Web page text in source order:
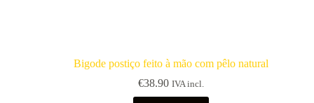
Bigode postiço feito à mão com pêlo natural
€38.90 IVA incl.